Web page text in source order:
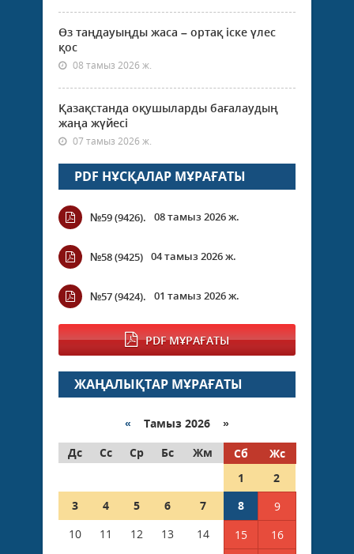
Өз таңдауыңды жаса – ортақ іске үлес
қос
08 тамыз 2026 ж.
Қазақстанда оқушыларды бағалаудың
жаңа жүйесі
07 тамыз 2026 ж.
PDF НҰСҚАЛАР МҰРАҒАТЫ
№59 (9426). 08 тамыз 2026 ж.
№58 (9425) 04 тамыз 2026 ж.
№57 (9424). 01 тамыз 2026 ж.
PDF МҰРАҒАТЫ
ЖАҢАЛЫҚТАР МҰРАҒАТЫ
« Тамыз 2026 »
Дс
Сс Ср Бс Жм Сб
Жс
1
2
3
4 5 6 7 8
9
10
11 12 13 14 15
16